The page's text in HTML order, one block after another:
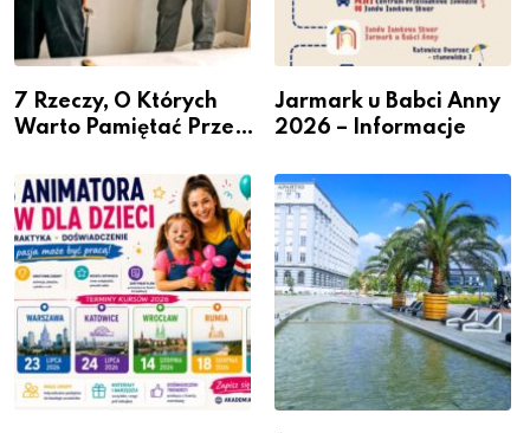
7 Rzeczy, O Których
Warto Pamiętać Przed
Jarmark u Babci Anny
2026 – Informacje